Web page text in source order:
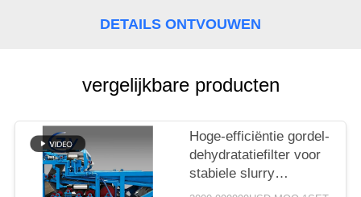
DETAILS ONTVOUWEN
vergelijkbare producten
Hoge-efficiëntie gordel-
dehydratatiefilter voor
stabiele slurry
ontwatering in cassava